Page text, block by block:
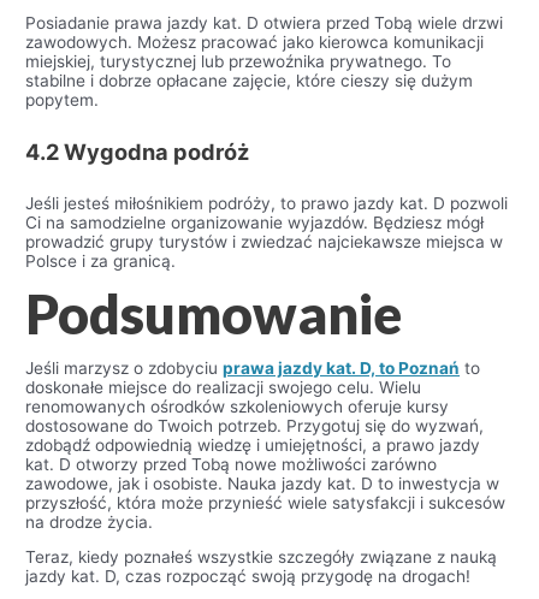
Posiadanie prawa jazdy kat. D otwiera przed Tobą wiele drzwi
zawodowych. Możesz pracować jako kierowca komunikacji
miejskiej, turystycznej lub przewoźnika prywatnego. To
stabilne i dobrze opłacane zajęcie, które cieszy się dużym
popytem.
4.2 Wygodna podróż
Jeśli jesteś miłośnikiem podróży, to prawo jazdy kat. D pozwoli
Ci na samodzielne organizowanie wyjazdów. Będziesz mógł
prowadzić grupy turystów i zwiedzać najciekawsze miejsca w
Polsce i za granicą.
Podsumowanie
Jeśli marzysz o zdobyciuprawa jazdy kat. D, to Poznań to
doskonałe miejsce do realizacji swojego celu. Wielu
renomowanych ośrodków szkoleniowych oferuje kursy
dostosowane do Twoich potrzeb. Przygotuj się do wyzwań,
zdobądź odpowiednią wiedzę i umiejętności, a prawo jazdy
kat. D otworzy przed Tobą nowe możliwości zarówno
zawodowe, jak i osobiste. Nauka jazdy kat. D to inwestycja w
przyszłość, która może przynieść wiele satysfakcji i sukcesów
na drodze życia.
Teraz, kiedy poznałeś wszystkie szczegóły związane z nauką
jazdy kat. D, czas rozpocząć swoją przygodę na drogach!